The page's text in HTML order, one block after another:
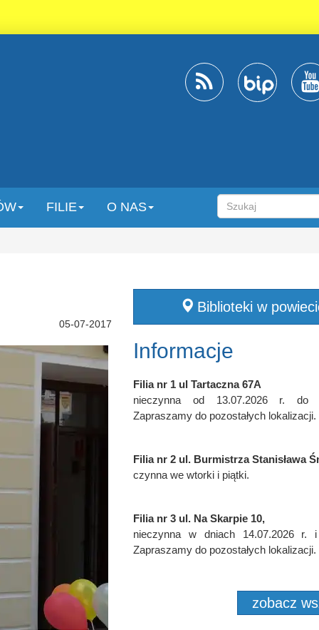
FILIE O NAS
05-07-2017
Biblioteki w
Informacje
Filia nr 1 ul Tartaczna 67A
nieczynna od 13.07.2026 r. do
Zapraszamy do pozostałych lokalizacji.
Filia nr 2 ul. Burmistrza Stanisława
czynna we wtorki i piątki.
Filia nr 3 ul. Na Skarpie 10,
nieczynna w dniach 14.07.2026 r.
Zapraszamy do pozostałych lokalizacji.
zobacz